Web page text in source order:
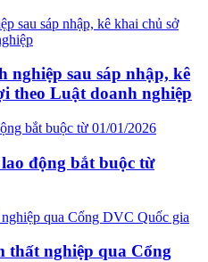
nghiệp sau sáp nhập, kê
theo Luật doanh nghiệp
động bắt buộc từ
thất nghiệp qua Cổng